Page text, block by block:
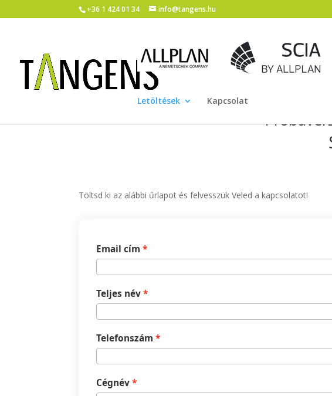
+36 1 424 01 34 info@tangens.hu
Letöltések Kapcsolat
Töltsd ki az alábbi űrlapot és felvesszük Veled a kapcsolatot!
Email cím
Teljes név
Telefonszám
Cégnév